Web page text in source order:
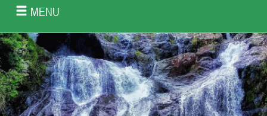
MENU